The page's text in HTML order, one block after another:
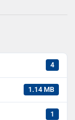
4
1.14 MB
1